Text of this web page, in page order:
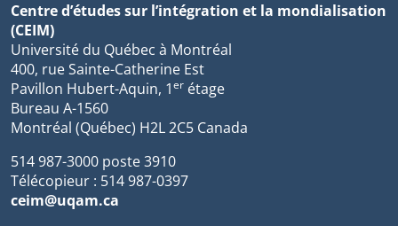
Centre d’études sur l’intégration et la mondialisation
(CEIM)
Université du Québec à Montréal
400, rue Sainte-Catherine Est
Pavillon Hubert-Aquin, 1er étage
Bureau A-1560
Montréal (Québec) H2L 2C5 Canada
514 987-3000 poste 3910
Télécopieur : 514 987-0397
ceim@uqam.ca